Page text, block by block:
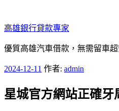
至
主
要
容
高雄銀行貸款專家
優質高雄汽車借款，無需留車
發
於
2024-12-11 作者: admin
星城官方網站正確